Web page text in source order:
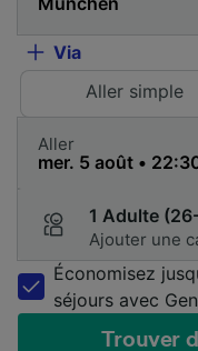
Via
Aller simple
Aller
1 Adulte
Ajouter une
Économisez
séjours avec
Trouver